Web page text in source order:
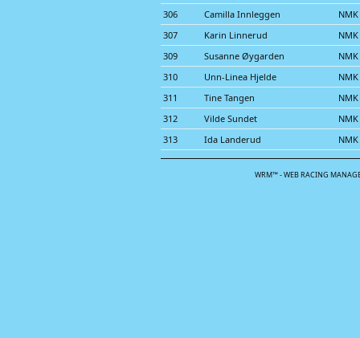
306
Camilla Innleggen
307
Karin Linnerud
309
Susanne Øygarden
310
Unn-Linea Hjelde
311
Tine Tangen
312
Vilde Sundet
313
Ida Landerud
WRM™ - WEB RACING